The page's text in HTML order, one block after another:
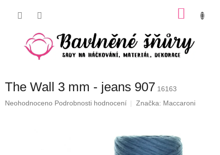
The Wall 3 mm - jeans 907 16163
Průměrné
Neohodnoceno Podrobnosti hodnocení Značka: Maccaroni